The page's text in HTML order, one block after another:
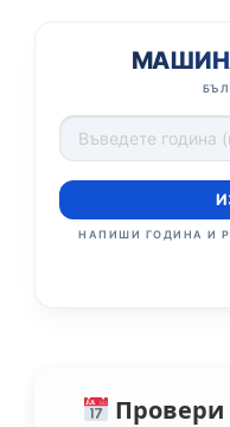
НАПИШИ ГОДИНА И
Провери